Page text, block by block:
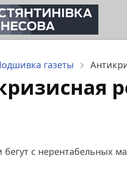
газеты
бегут с нерентабельных